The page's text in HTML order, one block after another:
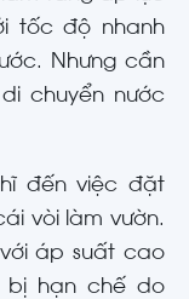
tốc độ nhanh
Nhưng cần
chuyển nước
đến việc đặt
vòi làm vườn.
áp suất cao
bị hạn chế do